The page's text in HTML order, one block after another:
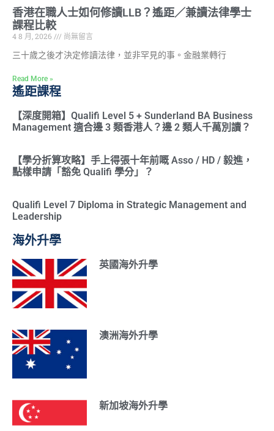
香港在職人士如何修讀LLB？遙距／兼讀法律學士
課程比較
4 8 月, 2026
尚無留言
三十歲之後才決定修讀法律，並非罕見的事。金融業轉行
Read More »
遙距課程
【深度開箱】Qualifi Level 5 + Sunderland BA Business
Management 適合邊 3 類香港人？邊 2 類人千萬別讀？
【學分折算攻略】手上得張十年前嘅 Asso / HD / 毅進，
點樣申請「豁免 Qualifi 學分」？
Qualifi Level 7 Diploma in Strategic Management and
Leadership
海外升學
英國海外升學
澳洲海外升學
新加坡海外升學